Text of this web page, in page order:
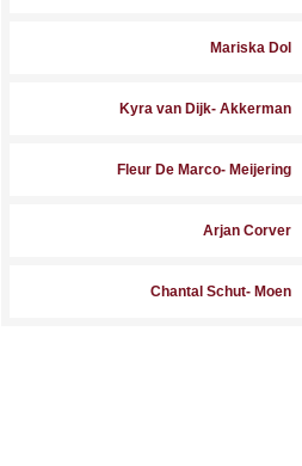
Mariska Dol
Kyra van Dijk- Akkerman
Fleur De Marco- Meijering
Arjan Corver
Chantal Schut- Moen